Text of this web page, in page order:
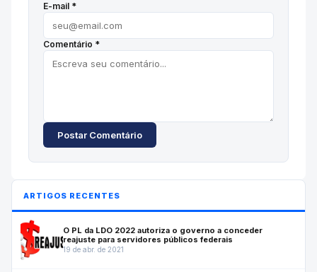
E-mail *
Comentário *
Postar Comentário
ARTIGOS RECENTES
O PL da LDO 2022 autoriza o governo a conceder
reajuste para servidores públicos federais
19 de abr. de 2021